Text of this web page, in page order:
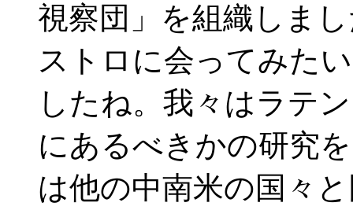
視察団」を組織しま
ストロに会ってみた
したね。我々はラテ
にあるべきかの研究
は他の中南米の国々